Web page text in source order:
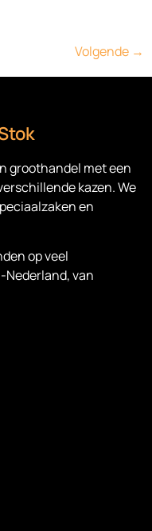
Volgende →
groothandel met een
kazen. We
en
op veel
van